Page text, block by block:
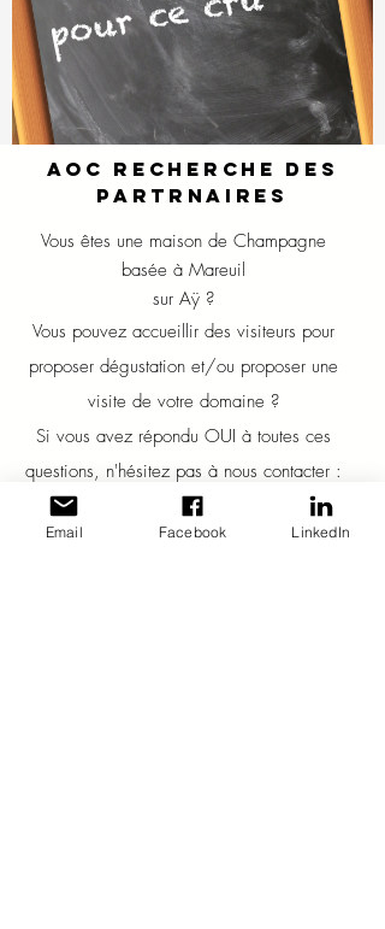
AOC recherche des
partrnaires
Vous êtes une maison de Champagne
basée à Mareuil
sur Aÿ ?
Vous pouvez accueillir des visiteurs pour
proposer dégustation et/ou proposer une
visite de votre domaine ?
Si vous avez répondu OUI à toutes ces
questions, n'hésitez pas à nous contacter :
contact@oldhengames.com
Email Facebook LinkedIn